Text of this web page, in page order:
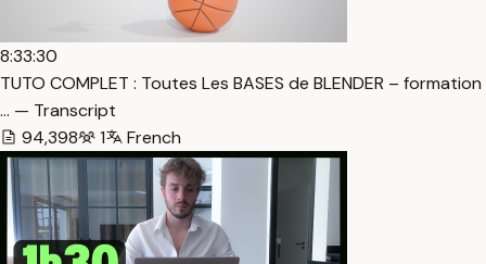
8:33:30
TUTO COMPLET : Toutes Les BASES de BLENDER – formation
… — Transcript
94,398
1 French